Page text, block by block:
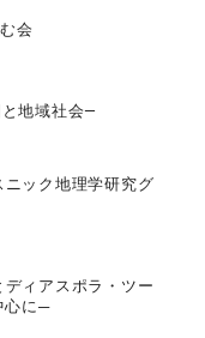
会
地域社会―
ニック地理学研究グ
ィアスポラ・ツー
心に─